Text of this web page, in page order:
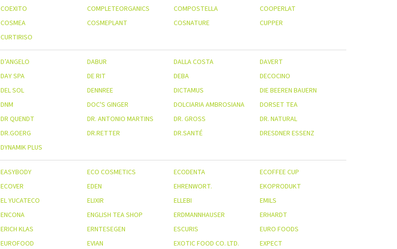
COEXITO
COMPLETEORGANICS COMPOSTELLA
COOPERLAT
COSMEA
COSMEPLANT COSNATURE
CUPPER
CURTIRISO
D’ANGELO DABUR DALLA COSTA
DAVERT
DAY SPA
DE RIT DEBA
DECOCINO
DEL SOL
DENNREE DICTAMUS
DIE BEEREN BAUERN
DNM
DOC'S GINGER DOLCIARIA AMBROSIANA
DORSET TEA
DR QUENDT
DR. ANTONIO MARTINS DR. GROSS
DR. NATURAL
DR.GOERG
DR.RETTER DR.SANTÉ
DRESDNER ESSENZ
DYNAMIK PLUS
EASYBODY ECO COSMETICS ECODENTA
ECOFFEE CUP
ECOVER
EDEN EHRENWORT.
EKOPRODUKT
EL YUCATECO
ELIXIR ELLEBI
EMILS
ENCONA
ENGLISH TEA SHOP ERDMANNHAUSER
ERHARDT
ERICH KLAS
ERNTESEGEN ESCURIS
EURO FOODS
EUROFOOD
EVIAN EXOTIC FOOD CO. LTD.
EXPECT